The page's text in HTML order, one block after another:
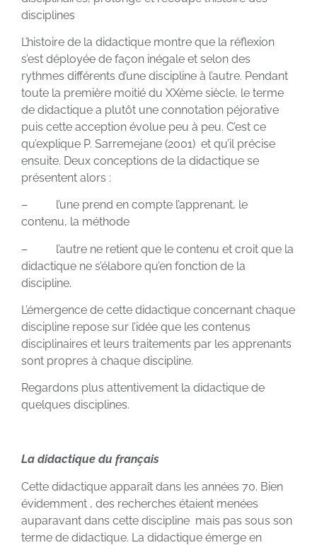
disciplines
L’histoire de la didactique montre que la réflexion
s’est déployée de façon inégale et selon des
rythmes différents d’une discipline à l’autre. Pendant
toute la première moitié du XXème siècle, le terme
de didactique a plutôt une connotation péjorative
puis cette acception évolue peu à peu. C’est ce
qu’explique P. Sarremejane (2001) et qu’il précise
ensuite. Deux conceptions de la didactique se
présentent alors :
– l’une prend en compte l’apprenant, le
contenu, la méthode
– l’autre ne retient que le contenu et croit que la
didactique ne s’élabore qu’en fonction de la
discipline.
L’émergence de cette didactique concernant chaque
discipline repose sur l’idée que les contenus
disciplinaires et leurs traitements par les apprenants
sont propres à chaque discipline.
Regardons plus attentivement la didactique de
quelques disciplines.
La didactique du français
Cette didactique apparaît dans les années 70. Bien
évidemment , des recherches étaient menées
auparavant dans cette discipline mais pas sous son
terme de didactique. La didactique émerge en